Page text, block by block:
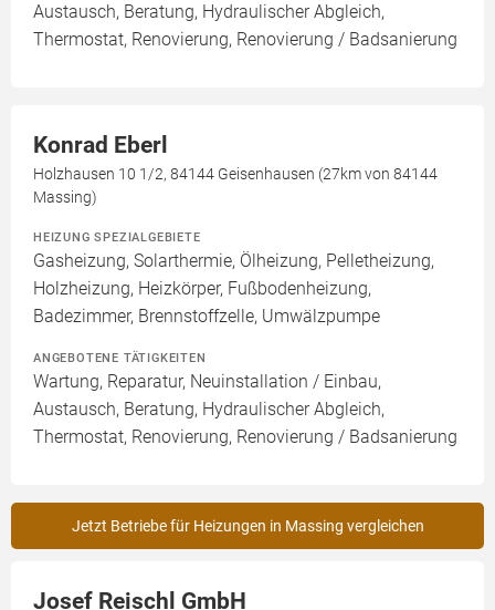
Austausch, Beratung, Hydraulischer Abgleich,
Thermostat, Renovierung, Renovierung / Badsanierung
Konrad Eberl
Holzhausen 10 1/2, 84144 Geisenhausen (27km von 84144
Massing)
HEIZUNG SPEZIALGEBIETE
Gasheizung, Solarthermie, Ölheizung, Pelletheizung,
Holzheizung, Heizkörper, Fußbodenheizung,
Badezimmer, Brennstoffzelle, Umwälzpumpe
ANGEBOTENE TÄTIGKEITEN
Wartung, Reparatur, Neuinstallation / Einbau,
Austausch, Beratung, Hydraulischer Abgleich,
Thermostat, Renovierung, Renovierung / Badsanierung
Jetzt Betriebe für Heizungen in Massing vergleichen
Josef Reischl GmbH